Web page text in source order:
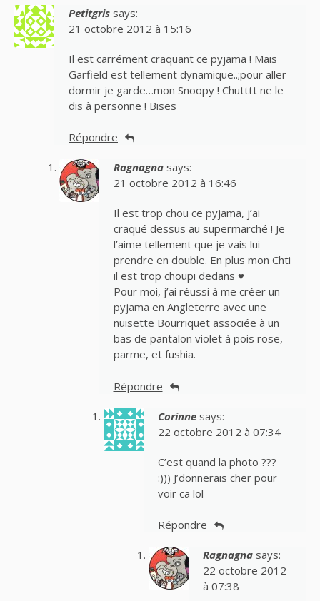
Petitgris says:
21 octobre 2012 à 15:16
Il est carrément craquant ce pyjama ! Mais
Garfield est tellement dynamique..;pour aller
dormir je garde…mon Snoopy ! Chutttt ne le
dis à personne ! Bises
Répondre
Ragnagna says:
21 octobre 2012 à 16:46
Il est trop chou ce pyjama, j’ai
craqué dessus au supermarché ! Je
l’aime tellement que je vais lui
prendre en double. En plus mon Chti
il est trop choupi dedans ♥
Pour moi, j’ai réussi à me créer un
pyjama en Angleterre avec une
nuisette Bourriquet associée à un
bas de pantalon violet à pois rose,
parme, et fushia.
Répondre
Corinne says:
22 octobre 2012 à 07:34
C’est quand la photo ???
:))) J’donnerais cher pour
voir ca lol
Répondre
Ragnagna says:
22 octobre 2012
à 07:38